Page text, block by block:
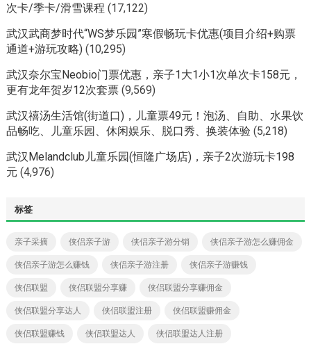
次卡/季卡/滑雪课程 (17,122)
武汉武商梦时代“WS梦乐园”寒假畅玩卡优惠(项目介绍+购票
通道+游玩攻略) (10,295)
武汉奈尔宝Neobio门票优惠，亲子1大1小1次单次卡158元，
更有龙年贺岁12次套票 (9,569)
武汉禧汤生活馆(街道口)，儿童票49元！泡汤、自助、水果饮
品畅吃、儿童乐园、休闲娱乐、脱口秀、换装体验 (5,218)
武汉Melandclub儿童乐园(恒隆广场店)，亲子2次游玩卡198
元 (4,976)
标签
亲子采摘 侠侣亲子游 侠侣亲子游分销 侠侣亲子游怎么赚佣金
侠侣亲子游怎么赚钱 侠侣亲子游注册 侠侣亲子游赚钱
侠侣联盟 侠侣联盟分享赚 侠侣联盟分享赚佣金
侠侣联盟分享达人 侠侣联盟注册 侠侣联盟赚佣金
侠侣联盟赚钱 侠侣联盟达人 侠侣联盟达人注册